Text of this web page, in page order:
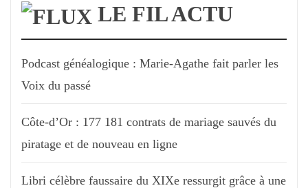
LE FIL ACTU
Podcast généalogique : Marie-Agathe fait parler les
Voix du passé
Côte-d’Or : 177 181 contrats de mariage sauvés du
piratage et de nouveau en ligne
Libri célèbre faussaire du XIXe ressurgit grâce à une